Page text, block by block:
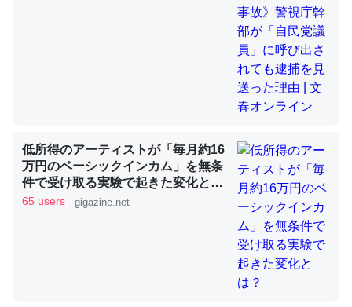
利だから両方が拮抗してるのでは」とあって面白い。海に
いる鋏角類（カブトガニ・ウミグモ）はカルシウムを使わ
ずキチンを強化してる筈だが、酵素が違うのか？
─ニュース :: 【研究発表】昆虫学の大問題＝「昆虫はなぜ海にいな
これを元に考えるとカルシウムを大量に使う脊椎動物と貝
類は苦労してるんだな…。腹足類だと殻を無くしてナメク
─ニュース :: 【研究発表】昆虫学の大問題＝「昆虫はなぜ海にいな
低所得のアーティストが「毎月約16
万円のベーシックインカム」を無条
件で受け取る実験で起きた変化と
は？
65 users gigazine.net